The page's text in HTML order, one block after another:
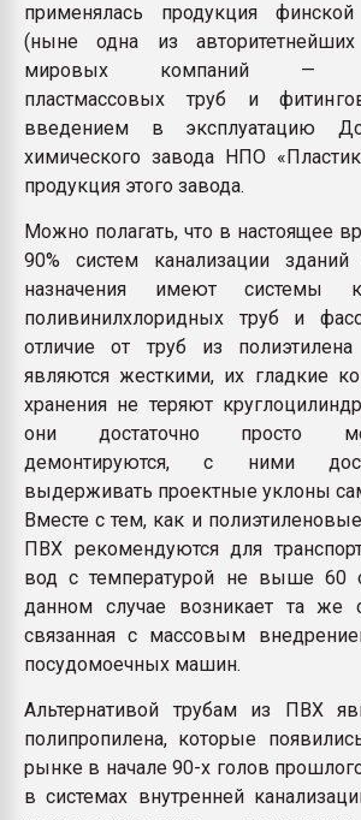
применялась продукция
(ныне одна из
мировых компаний —
пластмассовых труб и
введением в эксплуатацию
химического завода НПО
продукция этого завода.
Можно полагать, что в настоящее
90% систем канализации зданий
назначения имеют системы
поливинилхлоридных труб и
отличие от труб из
являются жесткими, их гладкие
хранения не теряют
они достаточно просто
демонтируются, с ними
выдерживать проектные уклоны
Вместе с тем, как и
ПВХ рекомендуются для
вод с температурой не выше 60
данном случае возникает та же
связанная с массовым
посудомоечных машин.
Альтернативой трубам из ПВХ
полипропилена, которые
рынке в начале 90-х голов
в системах внутренней